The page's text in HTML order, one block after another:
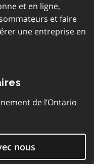
et en ligne,
et faire
une entreprise en
de l’Ontario
nous